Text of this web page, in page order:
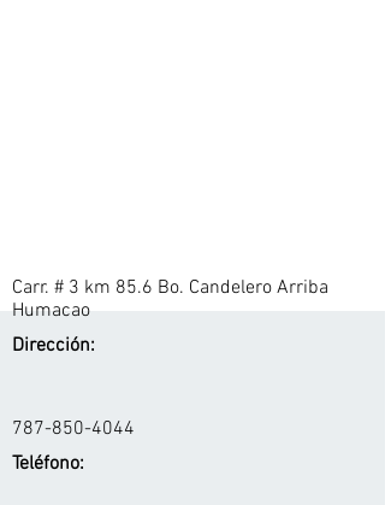
Carr. # 3 km 85.6 Bo. Candelero Arriba
Humacao
Dirección:
787-850-4044
Teléfono: